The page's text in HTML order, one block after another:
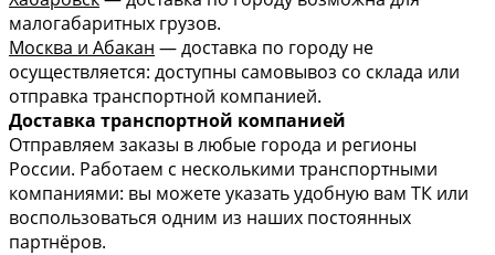
малогабаритных грузов.
Москва и Абакан — доставка по городу не
осуществляется: доступны самовывоз со склада или
отправка транспортной компанией.
Доставка транспортной компанией
Отправляем заказы в любые города и регионы
России. Работаем с несколькими транспортными
компаниями: вы можете указать удобную вам ТК или
воспользоваться одним из наших постоянных
партнёров.